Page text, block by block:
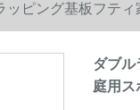
ピング基板フテ
ダブル
庭用ス